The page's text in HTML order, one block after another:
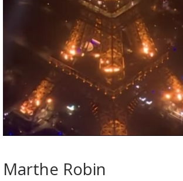
Marthe Robin